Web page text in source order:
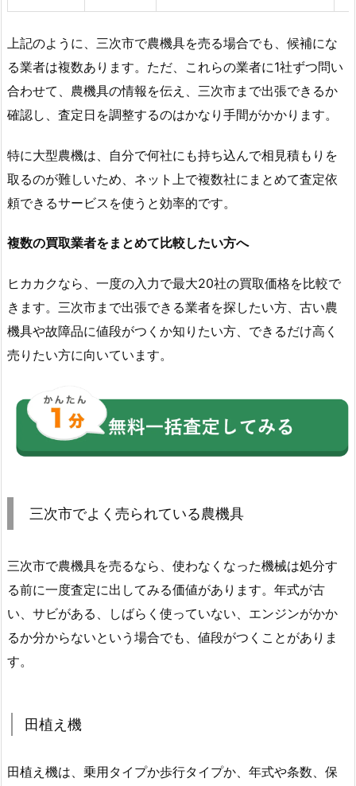
上記のように、三次市で農機具を売る場合でも、候補にな
る業者は複数あります。ただ、これらの業者に1社ずつ問い
合わせて、農機具の情報を伝え、三次市まで出張できるか
確認し、査定日を調整するのはかなり手間がかかります。
特に大型農機は、自分で何社にも持ち込んで相見積もりを
取るのが難しいため、ネット上で複数社にまとめて査定依
頼できるサービスを使うと効率的です。
複数の買取業者をまとめて比較したい方へ
ヒカカクなら、一度の入力で最大20社の買取価格を比較で
きます。三次市まで出張できる業者を探したい方、古い農
機具や故障品に値段がつくか知りたい方、できるだけ高く
売りたい方に向いています。
三次市でよく売られている農機具
三次市で農機具を売るなら、使わなくなった機械は処分す
る前に一度査定に出してみる価値があります。年式が古
い、サビがある、しばらく使っていない、エンジンがかか
るか分からないという場合でも、値段がつくことがありま
す。
田植え機
田植え機は、乗用タイプか歩行タイプか、年式や条数、保